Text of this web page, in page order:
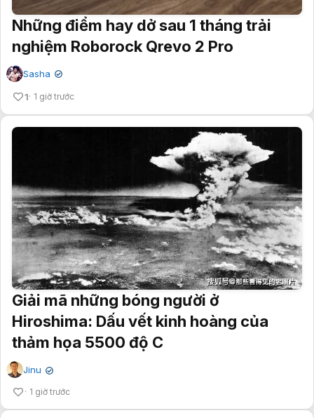
Những điểm hay dở sau 1 tháng trải
nghiệm Roborock Qrevo 2 Pro
Sasha ✔
1 1 giờ trước
Giải mã những bóng người ở
Hiroshima: Dấu vết kinh hoàng của
thảm họa 5500 độ C
Jinu ✔
1 giờ trước